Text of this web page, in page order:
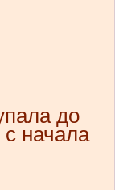
до
с начала